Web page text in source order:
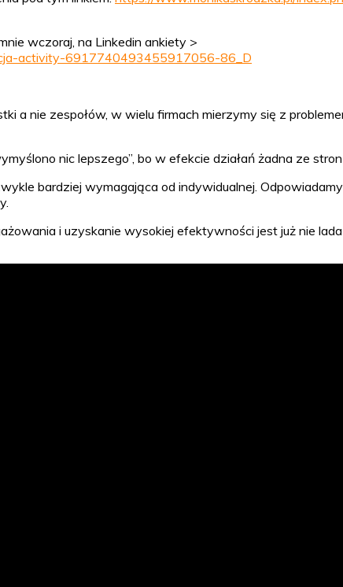
wczoraj, na Linkedin ankiety >
activity-6917740493455917056-86_D
a nie zespołów, w wielu firmach mierzymy się z
nic lepszego”, bo w efekcie działań żadna ze
bardziej wymagająca od indywidualnej.
i uzyskanie wysokiej efektywności jest już nie